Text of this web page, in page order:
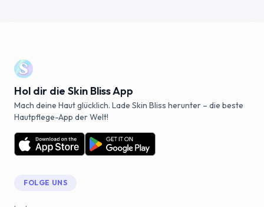
Hol dir die Skin Bliss App
Mach deine Haut glücklich. Lade Skin Bliss herunter – die beste
Hautpflege-App der Welt!
FOLGE UNS